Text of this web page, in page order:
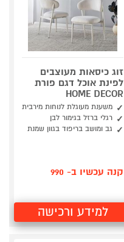
זוג כיסאות מעוצבים
לפינת אוכל דגם פורת
HOME DECOR
משענת מעוגלת לנוחות מירבית
רגלי ברזל בגימור לבן
גב ומושב בריפוד בגוון שמנת
קנה עכשיו ב- 990
למידע ורכישה